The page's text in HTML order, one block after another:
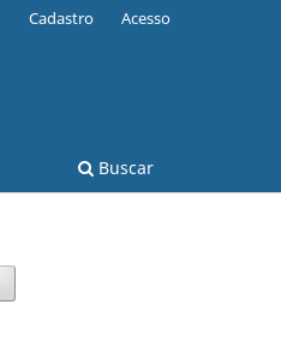
Buscar
Cadastro Acesso